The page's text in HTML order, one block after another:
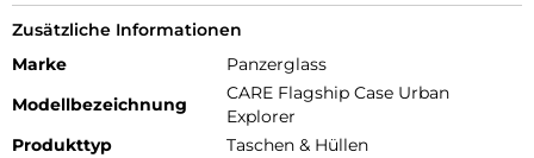
Zusätzliche Informationen
Marke
Panzerglass
Modellbezeichnung
CARE Flagship Case Urban
Explorer
Produkttyp
Taschen & Hüllen